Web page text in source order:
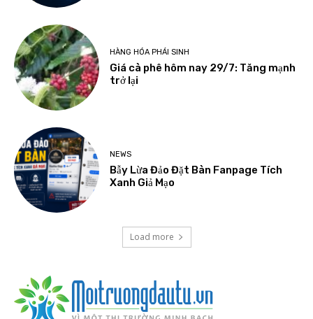
HÀNG HÓA PHÁI SINH
Giá cà phê hôm nay 29/7: Tăng mạnh
trở lại
NEWS
Bẫy Lừa Đảo Đặt Bàn Fanpage Tích
Xanh Giả Mạo
Load more